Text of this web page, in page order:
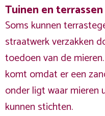
Tuinen en terrassen
Soms kunnen
straatwerk verzakken
toedoen van de
komt omdat er een
onder ligt waar mieren
kunnen stichten.